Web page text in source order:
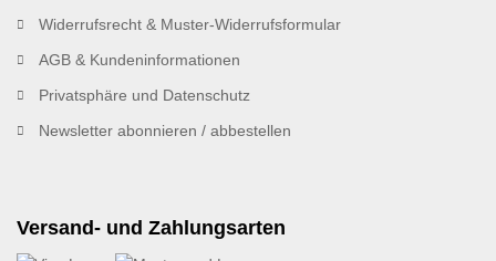
Widerrufsrecht & Muster-Widerrufsformular
AGB & Kundeninformationen
Privatsphäre und Datenschutz
Newsletter abonnieren / abbestellen
Versand- und Zahlungsarten